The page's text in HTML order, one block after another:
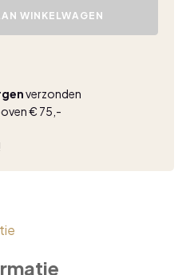
WINKELWAGEN
verzonden
€ 75,-